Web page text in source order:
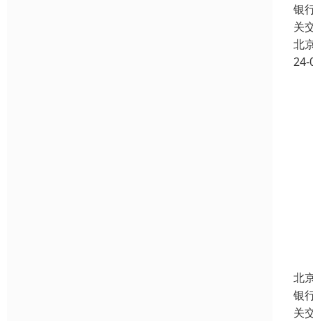
银
关
北
24-
北
银
关